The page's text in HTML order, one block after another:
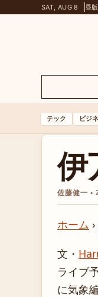
SAT, AUG 8 昼版
テック ビジ
伊
佐藤健一 •
ホーム ›
文・
ライブ
に気象